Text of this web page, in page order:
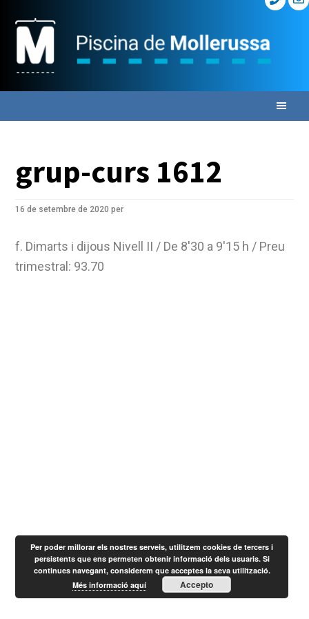
primary
navigation
content
grup-curs 1612
16 de setembre de 2020 per
f. Dimarts i dijous Nivell II / De 8'30 a 9'15 h / Preu
trimestral: 93.70
Per poder millorar els nostres serveis, utilitzem cookies de tercers i
persistents que ens permeten obtenir informació dels usuaris. Si
continues navegant, considerem que acceptes la seva utilització.
Més informació aquí
Accepto